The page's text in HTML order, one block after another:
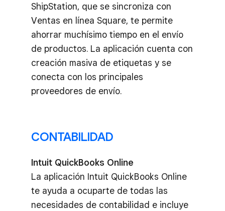
ShipStation, que se sincroniza con
Ventas en línea Square, te permite
ahorrar muchísimo tiempo en el envío
de productos. La aplicación cuenta con
creación masiva de etiquetas y se
conecta con los principales
proveedores de envío.
CONTABILIDAD
Intuit QuickBooks Online
La aplicación Intuit QuickBooks Online
te ayuda a ocuparte de todas las
necesidades de contabilidad e incluye